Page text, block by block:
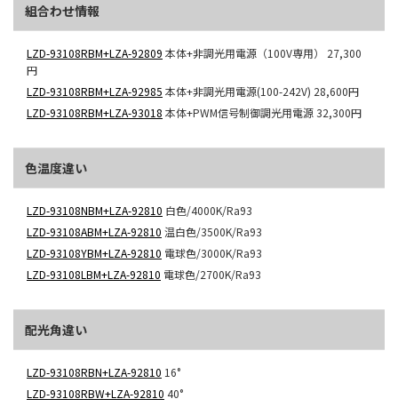
組合わせ情報
LZD-93108RBM+LZA-92809 本体+非調光用電源（100V専用） 27,300
円
LZD-93108RBM+LZA-92985 本体+非調光用電源(100-242V) 28,600円
LZD-93108RBM+LZA-93018 本体+PWM信号制御調光用電源32,300円
色温度違い
LZD-93108NBM+LZA-92810 白色/4000K/Ra93
LZD-93108ABM+LZA-92810 温白色/3500K/Ra93
LZD-93108YBM+LZA-92810 電球色/3000K/Ra93
LZD-93108LBM+LZA-92810 電球色/2700K/Ra93
配光角違い
LZD-93108RBN+LZA-92810 16°
LZD-93108RBW+LZA-92810 40°